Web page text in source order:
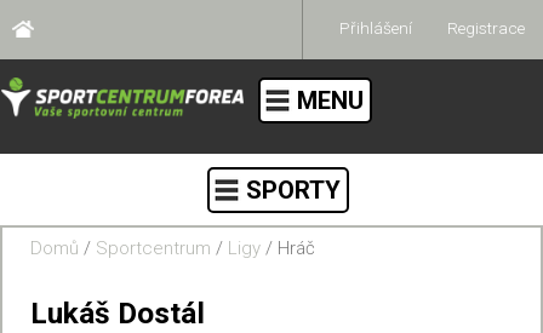
Přihlášení Registrace
MENU
SPORTY
Domů / Sportcentrum / Ligy/ Hráč
Lukáš Dostál